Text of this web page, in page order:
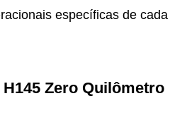
específicas de cada
Zero Quilômetro